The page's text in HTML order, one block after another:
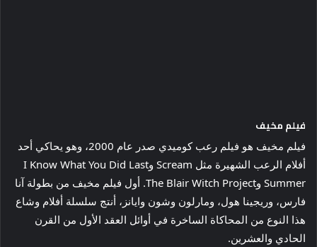
فيلم مخيف
فيلم مخيف هو فيلم رعب كوميدي صدر عام 2000، وهو يحاكي أحد
أفلام الرعب الشهيرة مثل Scream وI Know What You Did Last
Summer وThe Blair Witch Project. أول فيلم مخيف من بطولة آنا
فارس، وريجينا هول، ومارلون وشون وايانز، أنتج سلسلة أفلام وشاع
هذا النوع من المحاكاة الساخرة في أوائل العقد الأول من القرن
الحادي والعشرين.